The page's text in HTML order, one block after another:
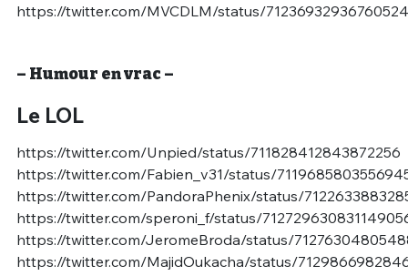
https://twitter.com/MVCDLM/status/
– Humour en vrac –
Le LOL
https://twitter.com/Unpied/status/711828412843872256
https://twitter.com/Fabien_v31/status/
https://twitter.com/PandoraPhenix/status/
https://twitter.com/speroni_f/status/
https://twitter.com/JeromeBroda/status/
https://twitter.com/MajidOukacha/status/